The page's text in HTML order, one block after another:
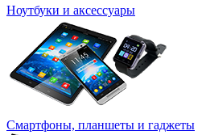
Ноутбуки и аксессуары
Смартфоны, планшеты и гаджеты